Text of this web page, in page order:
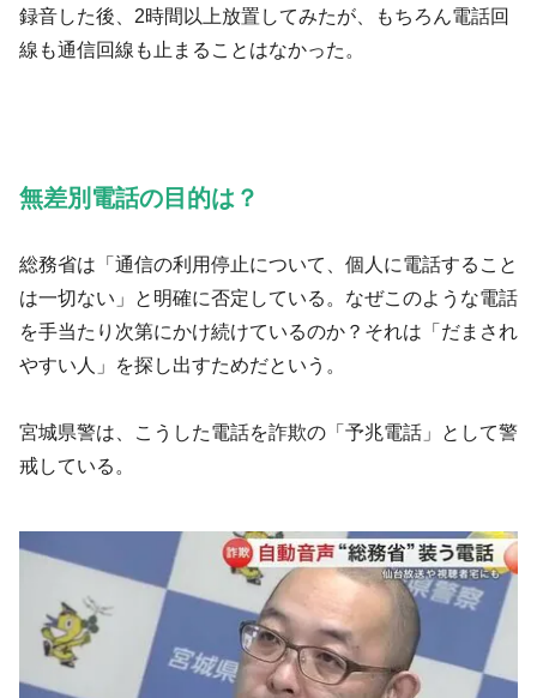
録音した後、2時間以上放置してみたが、もちろん電話回
線も通信回線も止まることはなかった。
無差別電話の目的は？
総務省は「通信の利用停止について、個人に電話すること
は一切ない」と明確に否定している。なぜこのような電話
を手当たり次第にかけ続けているのか？それは「だまされ
やすい人」を探し出すためだという。
宮城県警は、こうした電話を詐欺の「予兆電話」として警
戒している。